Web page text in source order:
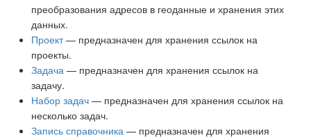
преобразования адресов в геоданные и хранения этих
данных.
Проект— предназначен для хранения ссылок на
проекты.
Задача — предназначен для хранения ссылок на
задачу.
Набор задач — предназначен для хранения ссылок на
несколько задач.
Запись справочника — предназначен для хранения